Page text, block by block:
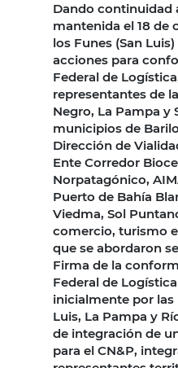
Dando continuidad
mantenida el 18 de
los Funes (San
acciones para
Federal de
representantes de
Negro, La Pampa y
municipios de
Dirección de
Ente Corredor
Norpatagónico,
Puerto de Bahía
Viedma, Sol
comercio, turismo
que se abordaron
Firma de la
Federal de
inicialmente por las
Luis, La Pampa y
de integración de
para el CN&P,